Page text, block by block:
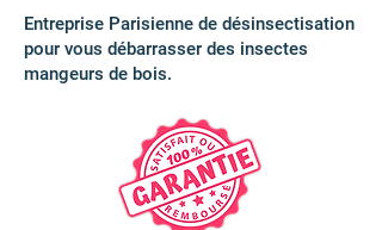
Entreprise Parisienne de désinsectisation
pour vous débarrasser des insectes
mangeurs de bois.